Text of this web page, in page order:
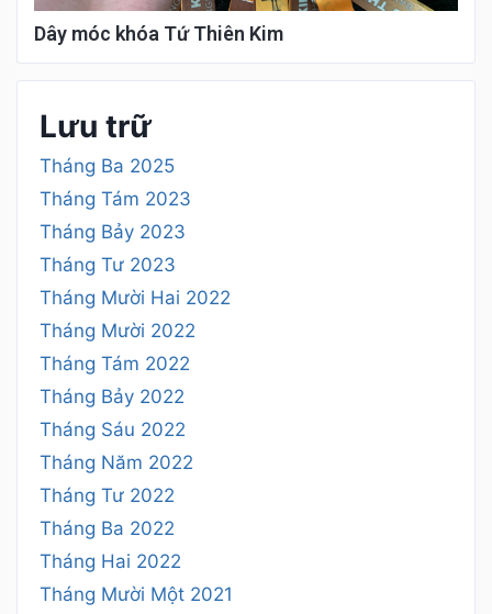
Dây móc khóa Tứ Thiên Kim
Lưu trữ
Tháng Ba 2025
Tháng Tám 2023
Tháng Bảy 2023
Tháng Tư 2023
Tháng Mười Hai 2022
Tháng Mười 2022
Tháng Tám 2022
Tháng Bảy 2022
Tháng Sáu 2022
Tháng Năm 2022
Tháng Tư 2022
Tháng Ba 2022
Tháng Hai 2022
Tháng Mười Một 2021